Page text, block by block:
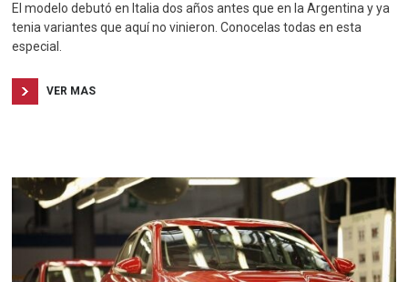
El modelo debutó en Italia dos años antes que en la Argentina y ya
tenia variantes que aquí no vinieron. Conocelas todas en esta
especial.
VER MAS